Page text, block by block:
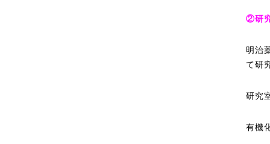
②研
明治
て研
研究
有機